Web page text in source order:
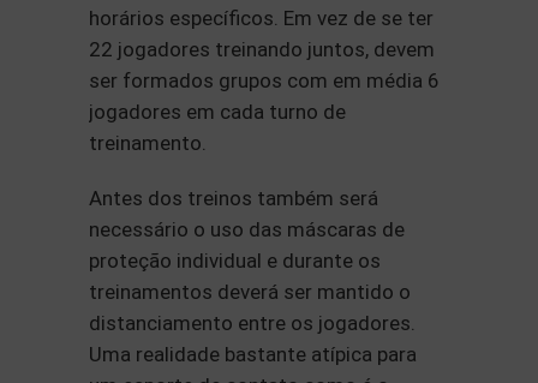
horários específicos. Em vez de se ter
22 jogadores treinando juntos, devem
ser formados grupos com em média 6
jogadores em cada turno de
treinamento.
Antes dos treinos também será
necessário o uso das máscaras de
proteção individual e durante os
treinamentos deverá ser mantido o
distanciamento entre os jogadores.
Uma realidade bastante atípica para